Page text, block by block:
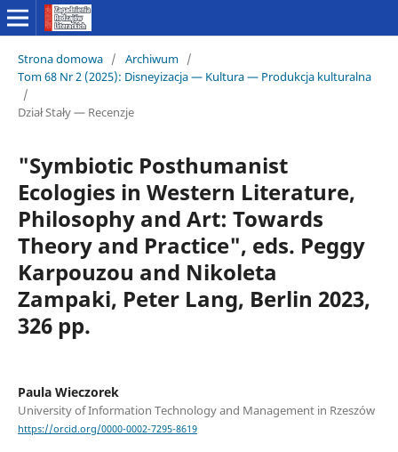
Strona domowa / Archiwum /
Tom 68 Nr 2 (2025): Disneyizacja — Kultura — Produkcja kulturalna
/
Dział Stały — Recenzje
"Symbiotic Posthumanist
Ecologies in Western Literature,
Philosophy and Art: Towards
Theory and Practice", eds. Peggy
Karpouzou and Nikoleta
Zampaki, Peter Lang, Berlin 2023,
326 pp.
Paula Wieczorek
University of Information Technology and Management in Rzeszów
https://orcid.org/0000-0002-7295-8619